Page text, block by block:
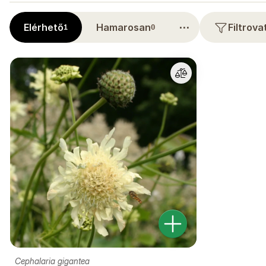
Elérhető1 Hamarosan0 ⋯
Cephalaria gigantea